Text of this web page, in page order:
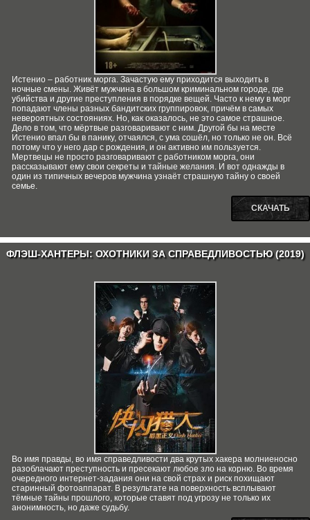
Истенио – работник морга. Зачастую ему приходится выходить в
ночные смены. Живёт мужчина в большом криминальном городе, где
убийства и другие преступления в порядке вещей. Часто к нему в морг
попадают члены разных бандитских группировок, причём в самых
невероятных состояниях. Но, как оказалось, не это самое страшное.
Дело в том, что мёртвые разговаривают с ним. Другой бы на месте
Истенио впал бы в панику, отчаялся, с ума сошёл, но только не он. Всё
потому что у него дар с рождения, и он активно им пользуется.
Мертвецы не просто разговаривают с работником морга, они
рассказывают ему свои секреты и тайные желания. И вот однажды в
один из типичных вечеров мужчина узнаёт страшную тайну о своей
семье.
СКАЧАТЬ
ФЛЭШ-ХАНТЕРЫ: ОХОТНИКИ ЗА СПРАВЕДЛИВОСТЬЮ (2019)
Во имя правды, во имя справедливости два крутых хакера молниеносно
разоблачают преступность и пресекают любое зло на корню. Во время
очередного интернет-задания они на свой страх и риск похищают
старинный фотоаппарат. В результате на поверхность всплывают
тёмные тайны прошлого, которые ставят под угрозу не только их
анонимность, но даже судьбу.